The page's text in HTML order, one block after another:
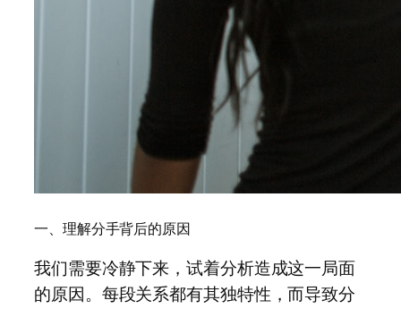
一、理解分手背后的原因
我们需要冷静下来，试着分析造成这一局面
的原因。每段关系都有其独特性，而导致分